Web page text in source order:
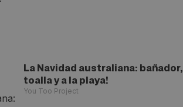
La Navidad australiana: bañador,
toalla y a la playa!
You Too Project